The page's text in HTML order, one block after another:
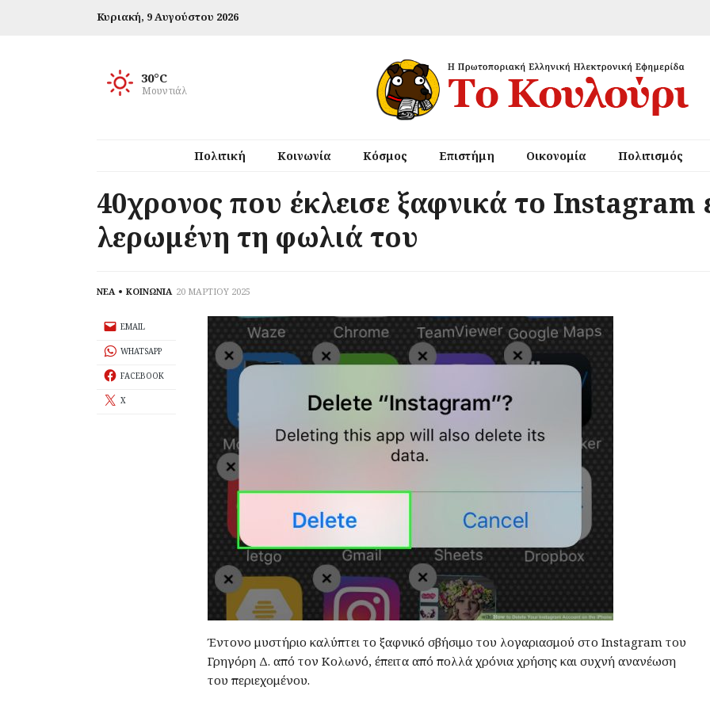
Μουντιάλ
30°C
Κυριακή, 9 Αυγούστου 2026
Πολιτική Κοινωνία Κόσμος Επιστήμη Οικονομία Πολιτισμός
40χρονος που έκλεισε ξαφνικά το Instagram
λερωμένη τη φωλιά του
ΝΕΑ ΚΟΙΝΩΝΙΑ 20 ΜΑΡΤΙΟΥ 2025
Έντονο μυστήριο καλύπτει το ξαφνικό σβήσιμο του λογαριασμού στο Instagram του
Γρηγόρη Δ. από τον Κολωνό, έπειτα από πολλά χρόνια χρήσης και συχνή ανανέωση
του περιεχομένου.
EMAIL
WHATSAPP
FACEBOOK
X